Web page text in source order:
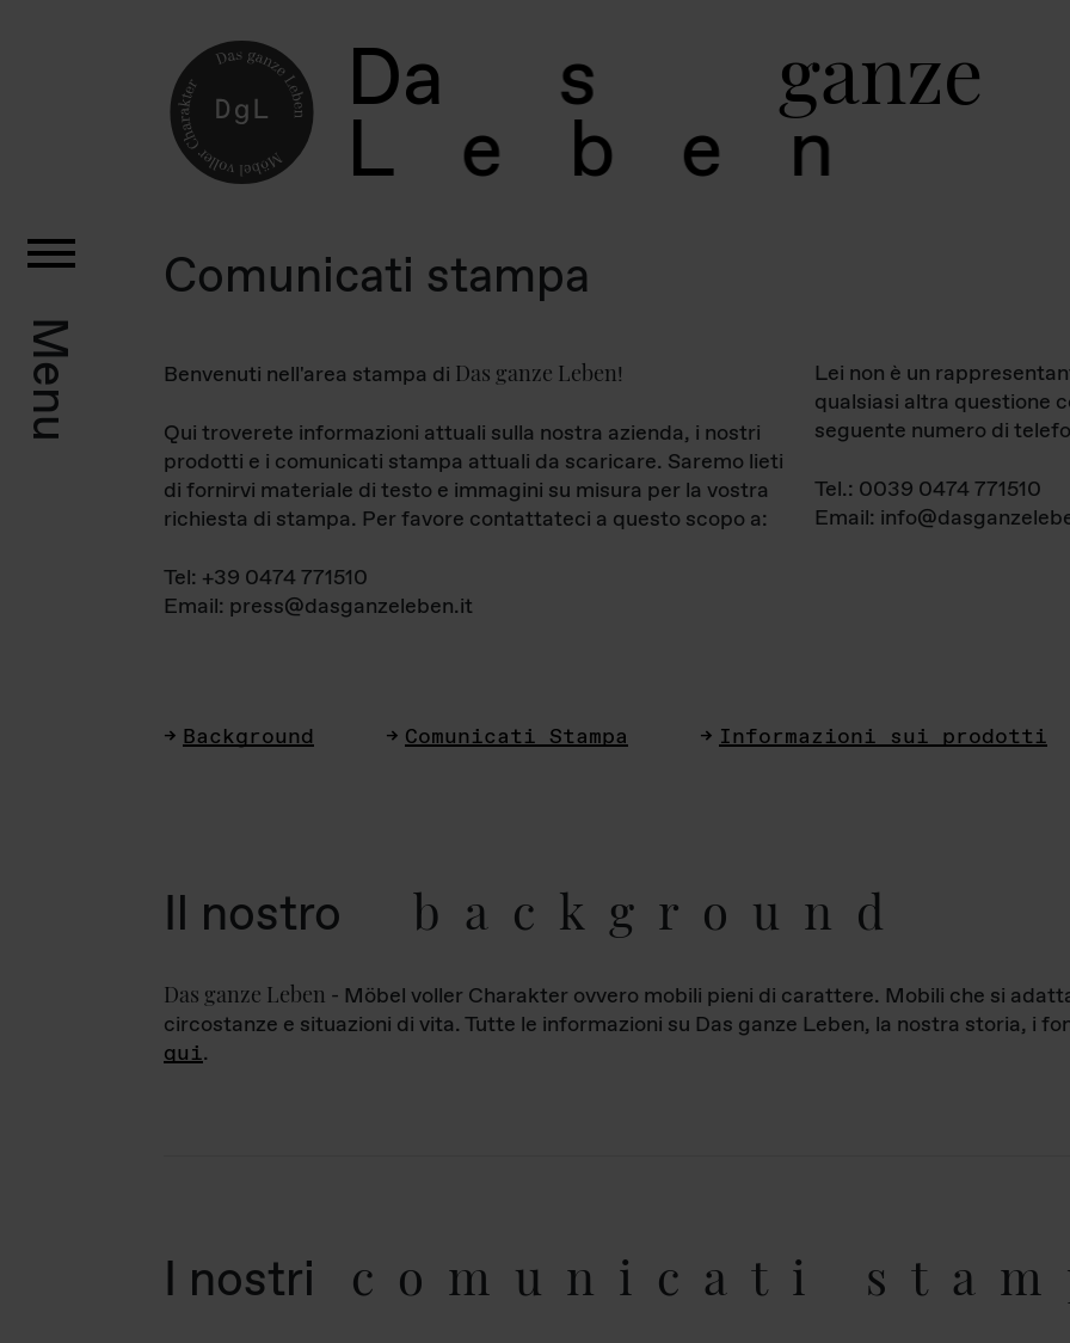
Da s ganz
L e b e
Menu
Comunicati stampa
Benvenuti nell'area stampa di Das ganze Leben!
Qui troverete informazioni attuali sulla nostra azienda, i nostri
prodotti e i comunicati stampa attuali da scaricare. Saremo lieti
di fornirvi materiale di testo e immagini su misura per la vostra
richiesta di stampa. Per favore contattateci a questo scopo a:
Tel: +39 0474 771510
Email: press@dasganzeleben.it
Lei non è un
qualsiasi altra questione
seguente numero di
Tel.: 0039 0474 771510
Email:
Background Comunicati Stampa Informazioni sui prodotti
Il nostro background
Das ganze Leben - Möbel voller Charakter ovvero mobili pieni di carattere. Mobili che si
circostanze e situazioni di vita. Tutte le informazioni su Das ganze Leben, la nostra storia, i
qui.
I nostri comunicati